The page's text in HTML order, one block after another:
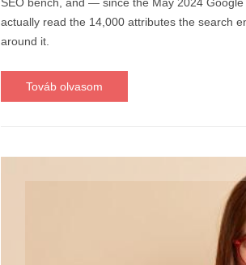
actually read the 14,000 attributes the search
around it.
Továb olvasom